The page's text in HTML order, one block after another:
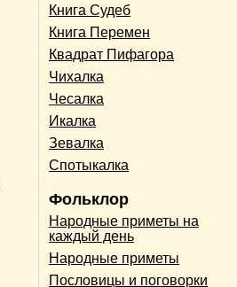
Книга Судеб
Книга Перемен
Квадрат Пифагора
Чихалка
Чесалка
Икалка
Зевалка
Спотыкалка
Фольклор
Народные приметы на
каждый день
Народные приметы
Пословицы и поговорки